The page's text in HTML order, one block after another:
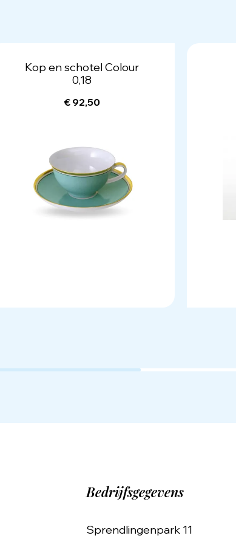
Kop en schotel Colour
0,18
€ 92,50
Bedrijfsgegevens
Sprendlingenpark 11